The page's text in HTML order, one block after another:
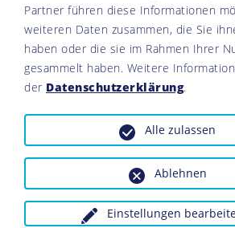
© 2026 Naturpark Steigerwald alle Rechte
Partner führen diese Informationen
weiteren Daten zusammen, die Sie
haben oder die sie im Rahmen Ihrer
gesammelt haben. Weitere
der Datenschutzerklärung.
Einstellungen
Ablehnen
Alle zulassen